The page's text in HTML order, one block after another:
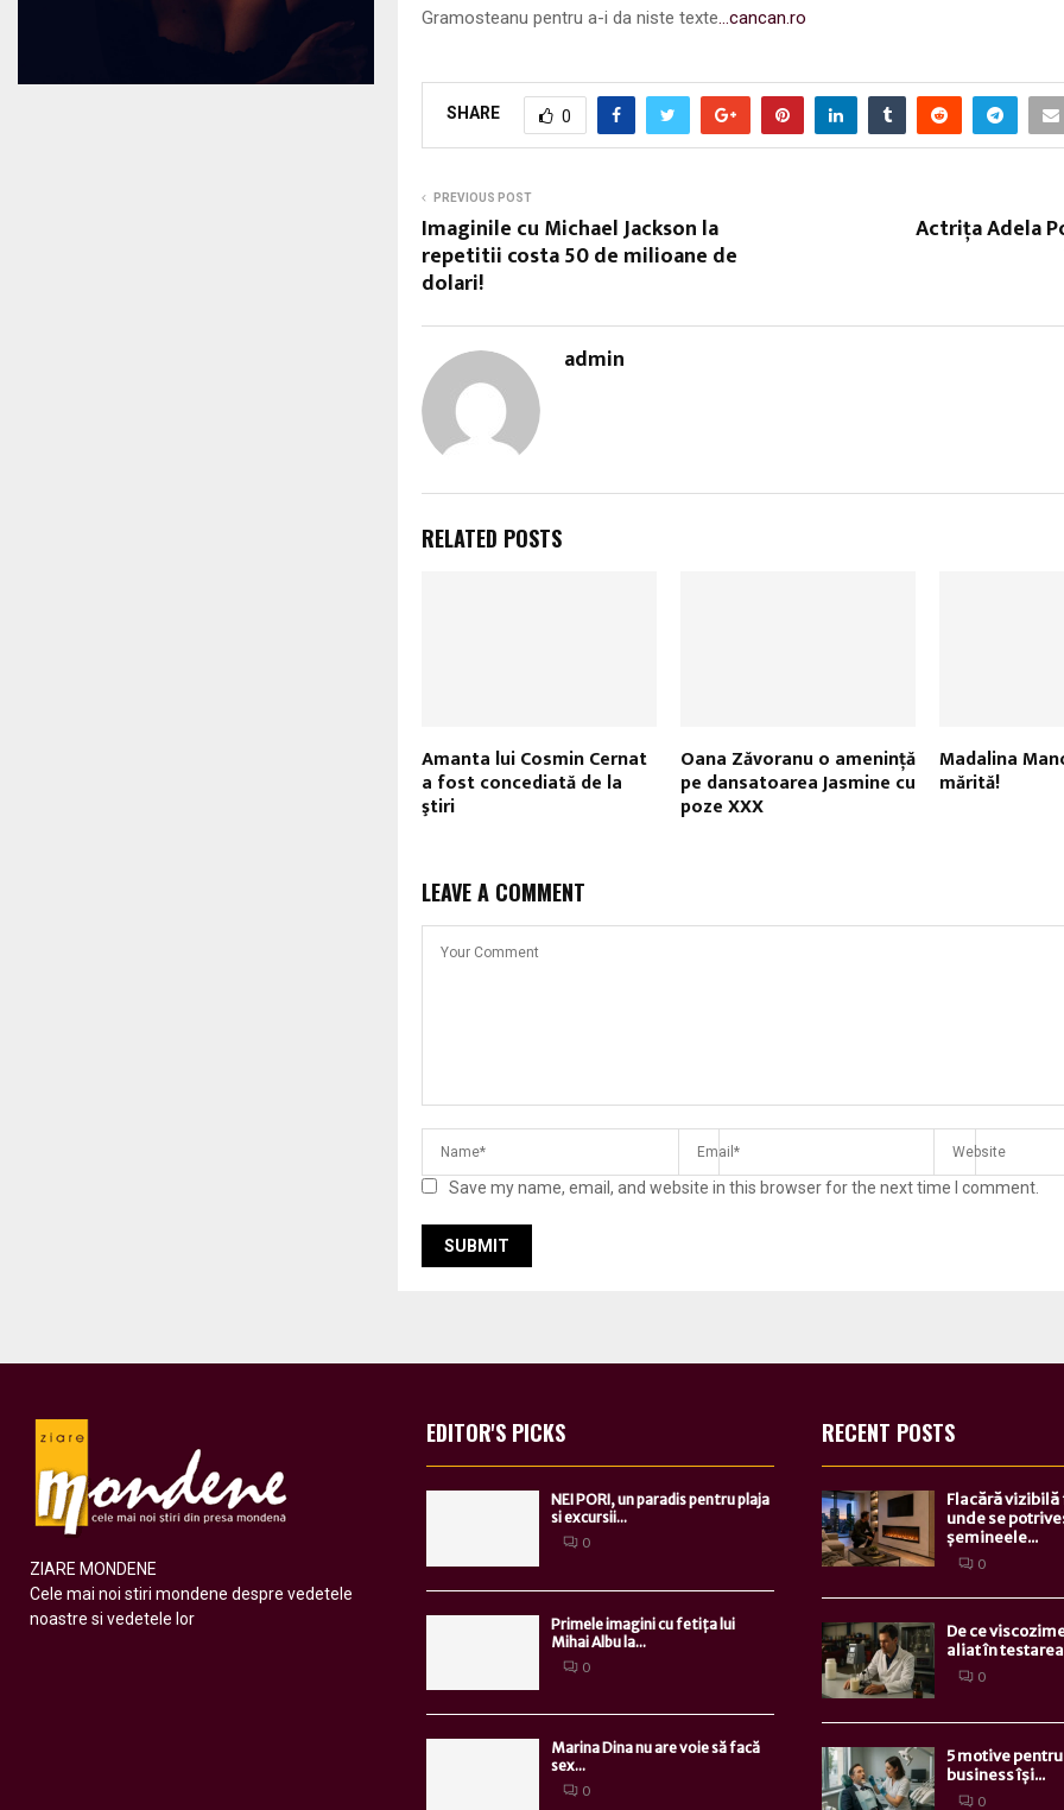
Gramosteanu pentru a-i da niste texte …cancan.ro
SHARE 0
PREVIOUS POST
Imaginile cu Michael Jackson la
repetitii costa 50 de milioane de
dolari!
Actriţa Adela
admin
RELATED POSTS
Amanta lui Cosmin Cernat
a fost concediată de la
ştiri
Oana Zăvoranu o ameninţă
pe dansatoarea Jasmine cu
poze XXX
Madalina
mărită!
LEAVE A COMMENT
Save my name, email, and website in this browser for the next time I comment.
ZIARE MONDENE
Cele mai noi stiri mondene despre vedetele
noastre si vedetele lor
EDITOR'S PICKS
NEI PORI, un paradis pentru plaja
si excursii...
0
Primele imagini cu fetița lui
Mihai Albu la...
0
Marina Dina nu are voie să facă
sex...
0
RECENT POSTS
Flacără
unde se
șemineele...
0
De ce
aliat în
0
5 motive
business își...
0